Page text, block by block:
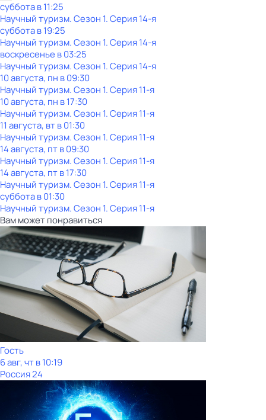
субботав11:25
Научный туризм. Сезон 1. Серия 14-я
субботав19:25
Научный туризм. Сезон 1. Серия 14-я
воскресенье в03:25
Научный туризм. Сезон 1. Серия 14-я
10 августа, пн в 09:30
Научный туризм. Сезон 1. Серия 11-я
10 августа, пн в 17:30
Научный туризм. Сезон 1. Серия 11-я
11 августа, вт в 01:30
Научный туризм. Сезон 1. Серия 11-я
14 августа, пт в 09:30
Научный туризм. Сезон 1. Серия 11-я
14 августа, пт в 17:30
Научный туризм. Сезон 1. Серия 11-я
субботав01:30
Научный туризм. Сезон 1. Серия 11-я
Вам может понравиться
Гость
6 авг, чт в 10:19
Россия 24